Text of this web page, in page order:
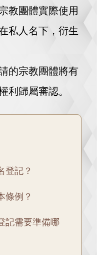
教團體實際使用
私人名下，衍生
的宗教團體將有
利歸屬審認。
登記？
條例？
記需要準備哪